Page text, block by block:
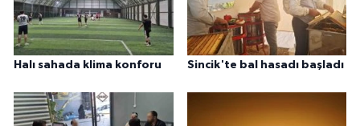
Halı sahada klima konforu Sincik'te bal hasadı başladı